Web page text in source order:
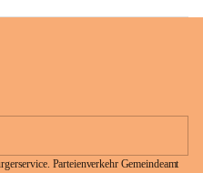
Parteienverkehr Gemeindeamt